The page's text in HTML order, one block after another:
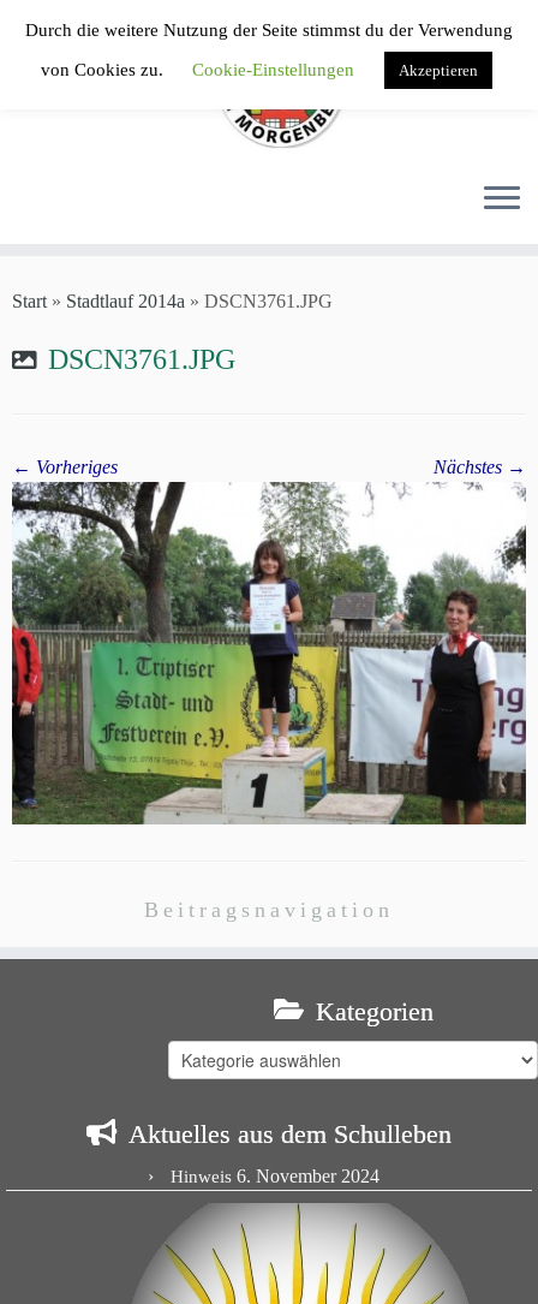
springen
Start » Stadtlauf 2014a » DSCN3761.JPG
DSCN3761.JPG
← Vorheriges Nächstes →
Beitragsnavigation
Kategorien
Kategorien
Aktuelles aus dem Schulleben
Hinweis 6. November 2024
Durch die weitere Nutzung der Seite stimmst du der Verwendung
von Cookies zu. Cookie-Einstellungen Akzeptieren